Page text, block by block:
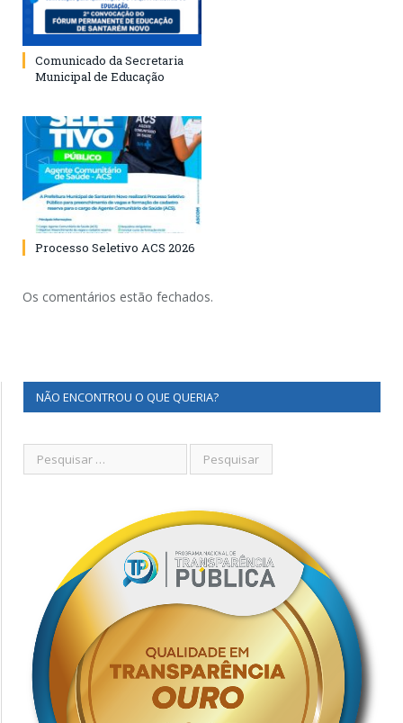
Comunicado da Secretaria
Municipal de Educação
Processo Seletivo ACS 2026
Os comentários estão fechados.
NÃO ENCONTROU O QUE QUERIA?